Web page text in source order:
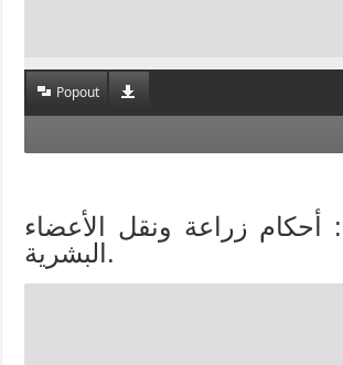
Popout
الدرس 17 : أحكام زراعة ونقل الأعضاء
البشرية.